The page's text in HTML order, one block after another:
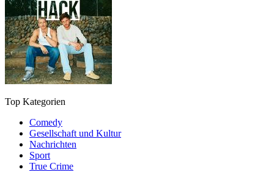
Top Kategorien
Comedy
Gesellschaft und Kultur
Nachrichten
Sport
True Crime